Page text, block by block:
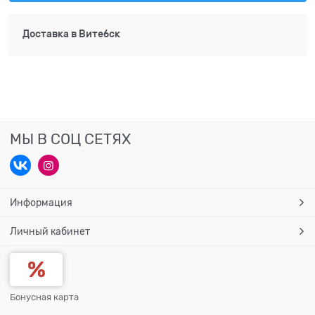
Доставка в Витебск
МЫ В СОЦ СЕТЯХ
Информация
Личный кабинет
Бонусная карта